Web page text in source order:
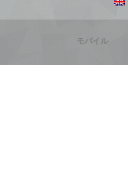
モバイル